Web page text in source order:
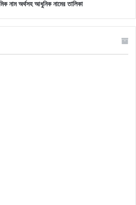
নাম অর্থসহ আধুনিক নামের তালিকা